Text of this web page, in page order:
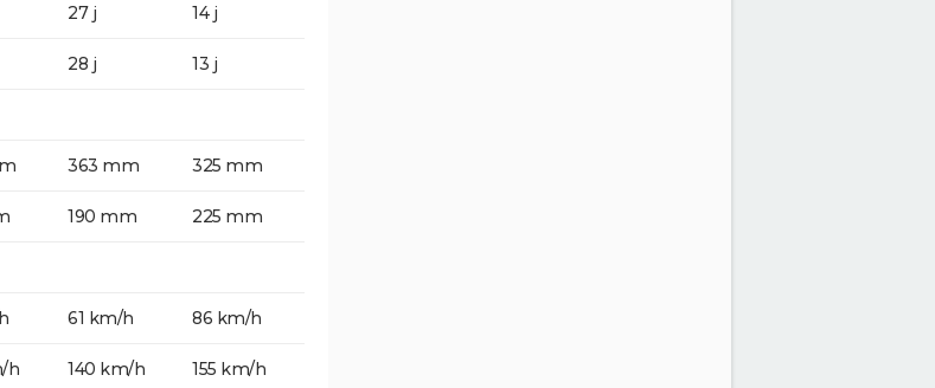
27 j 14 j
28 j 13 j
363 mm 325 mm
190 mm 225 mm
61 km/h 86 km/h
h 140 km/h 155 km/h